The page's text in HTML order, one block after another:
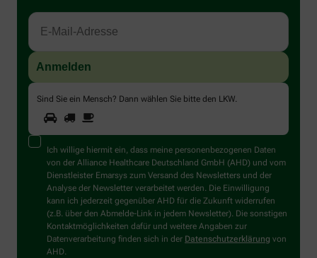
Sind Sie ein Mensch? Dann wählen Sie bitte den LKW.
Sind
Sie
ein
Mensch?
Dann
wählen
Sie
bitte
den
LKW.
1 2
Ich willige hiermit ein, dass meine personenbezogenen Daten
von der Alliance Healthcare Deutschland GmbH (AHD) und vom
Dienstleister Emarsys zum Versand des Newsletters und der
Analyse der Newsletter verarbeitet werden. Die Einwilligung
kann ich jederzeit gegenüber AHD für die Zukunft widerrufen
(z.B. über den Abmelde-Link in jedem Newsletter). Die sonstigen
Kontaktmöglichkeiten dafür und weitere Angaben zur
Datenverarbeitung finden sich in der Datenschutzerklärung von
AHD.